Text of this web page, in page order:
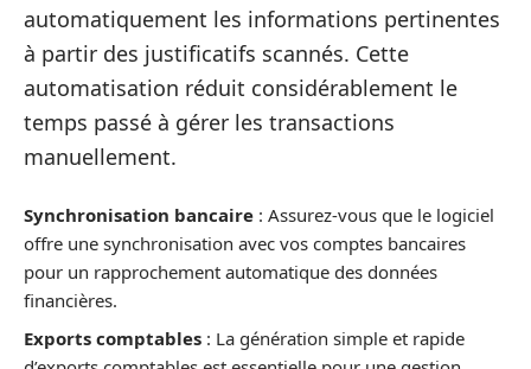
automatiquement les informations pertinentes
à partir des justificatifs scannés. Cette
automatisation réduit considérablement le
temps passé à gérer les transactions
manuellement.
Synchronisation bancaire : Assurez-vous que le logiciel
offre une synchronisation avec vos comptes bancaires
pour un rapprochement automatique des données
financières.
Exports comptables : La génération simple et rapide